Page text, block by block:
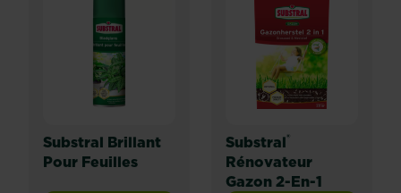
Substral Brillant
Pour Feuilles
Substral®
Rénovateur
Gazon 2-En-1